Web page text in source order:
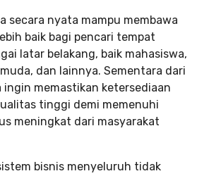
secara nyata mampu membawa
baik bagi pencari tempat
latar belakang, baik mahasiswa,
dan lainnya. Sementara dari
ingin memastikan ketersediaan
tinggi demi memenuhi
meningkat dari masyarakat
bisnis menyeluruh tidak